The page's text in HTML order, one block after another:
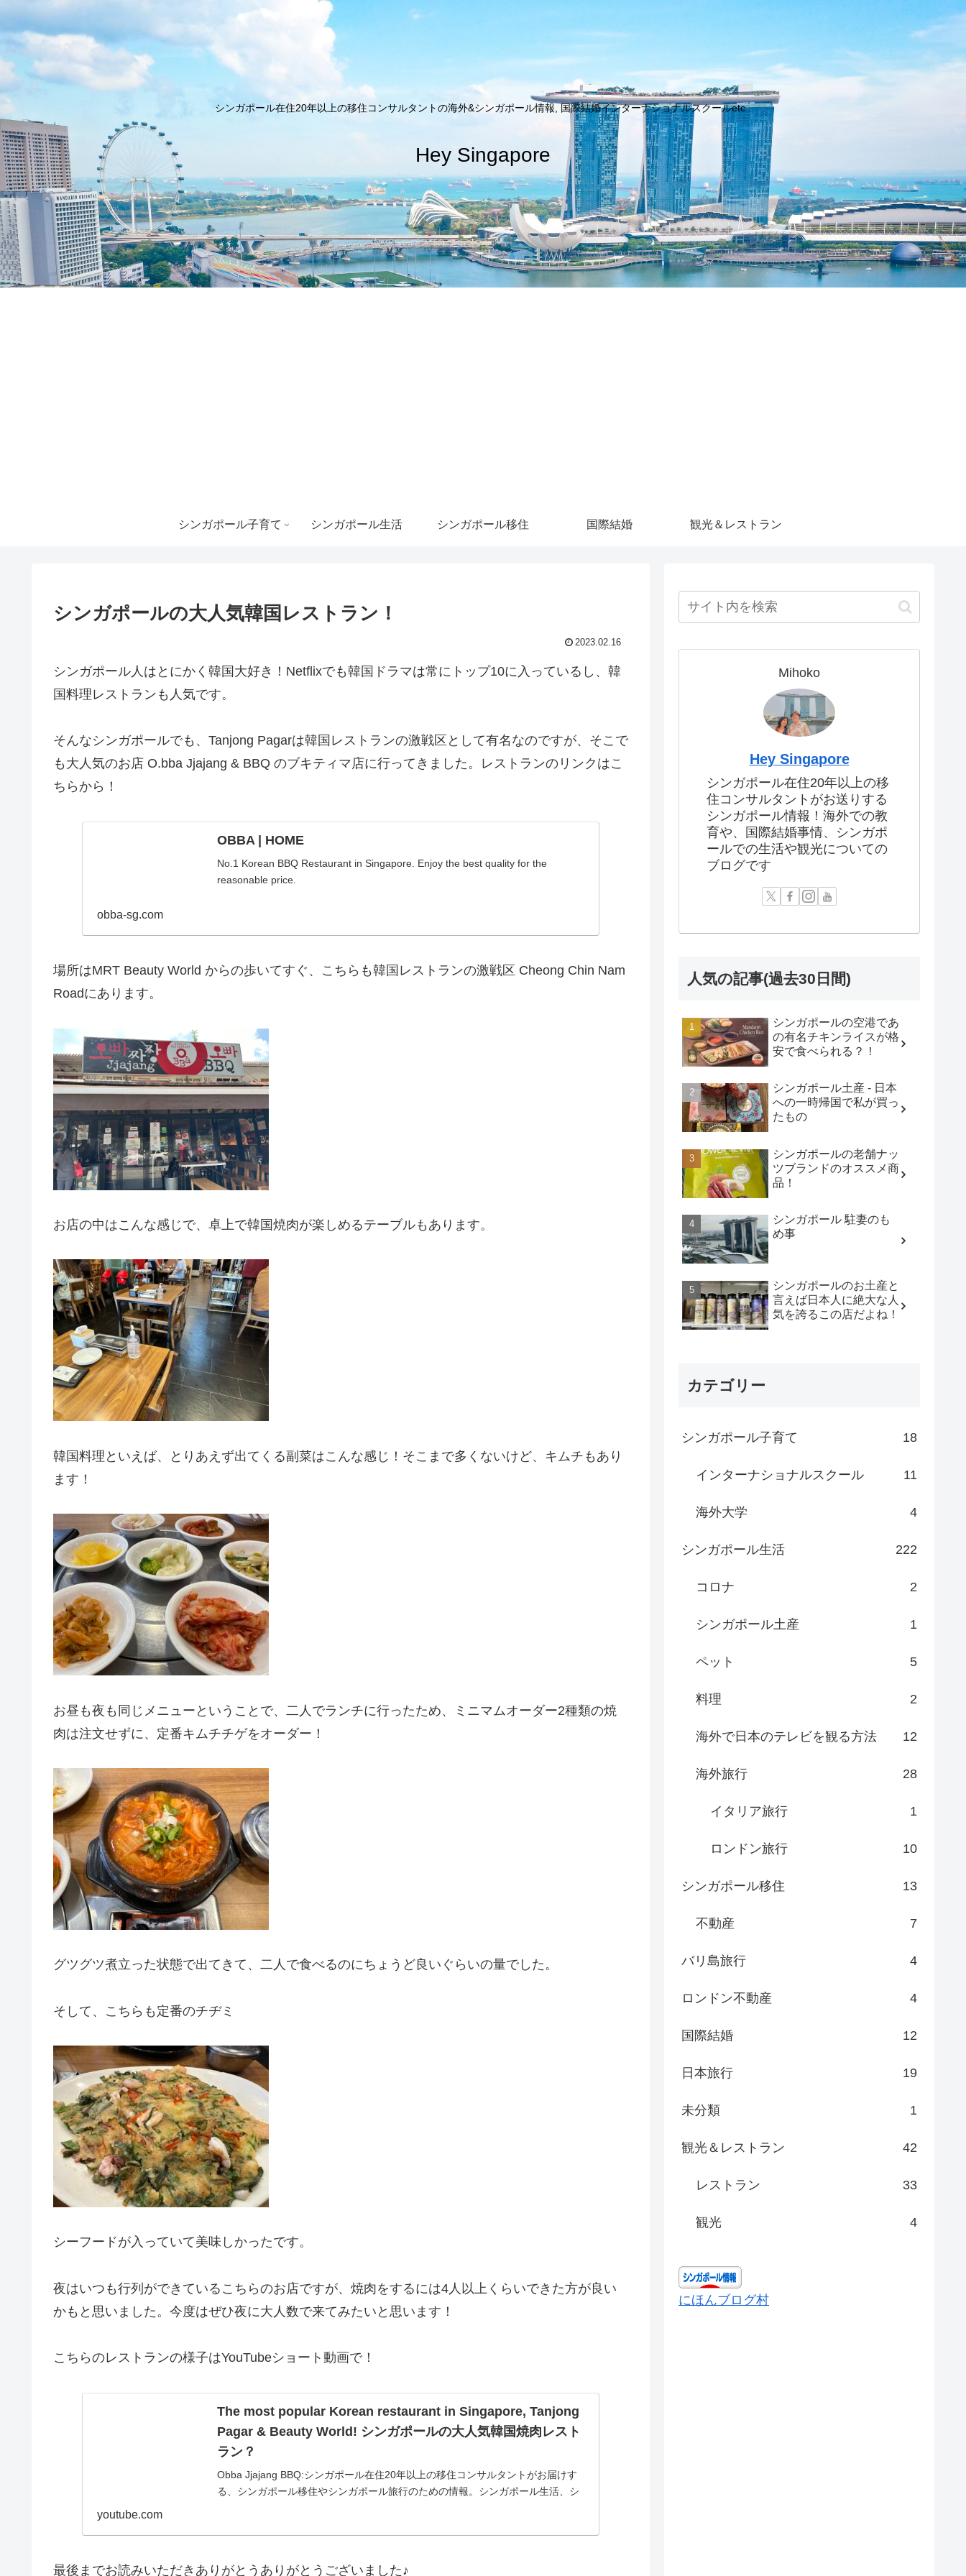
シンガポール在住20年以上の移住コンサルタントの海外&シンガポール情報, 国際結婚インターナショナルスクールetc..
Hey Singapore
シンガポール子育て シンガポール生活 シンガポール移住 国際結婚 観光＆レストラン
シンガポールの大人気韓国レストラン！
2023.02.16
シンガポール人はとにかく韓国大好き！Netflixでも韓国ドラマは常にトップ10に入っているし、韓
国料理レストランも人気です。
そんなシンガポールでも、Tanjong Pagarは韓国レストランの激戦区として有名なのですが、そこで
も大人気のお店 O.bba Jjajang & BBQ のブキティマ店に行ってきました。レストランのリンクはこ
ちらから！
OBBA | HOME
No.1 Korean BBQ Restaurant in Singapore. Enjoy the best quality for the
reasonable price.
obba-sg.com
場所はMRT Beauty World からの歩いてすぐ、こちらも韓国レストランの激戦区 Cheong Chin Nam
Roadにあります。
お店の中はこんな感じで、卓上で韓国焼肉が楽しめるテーブルもあります。
韓国料理といえば、とりあえず出てくる副菜はこんな感じ！そこまで多くないけど、キムチもあり
ます！
お昼も夜も同じメニューということで、二人でランチに行ったため、ミニマムオーダー2種類の焼
肉は注文せずに、定番キムチチゲをオーダー！
グツグツ煮立った状態で出てきて、二人で食べるのにちょうど良いぐらいの量でした。
そして、こちらも定番のチヂミ
シーフードが入っていて美味しかったです。
夜はいつも行列ができているこちらのお店ですが、焼肉をするには4人以上くらいできた方が良い
かもと思いました。今度はぜひ夜に大人数で来てみたいと思います！
こちらのレストランの様子はYouTubeショート動画で！
The most popular Korean restaurant in Singapore, Tanjong
Pagar & Beauty World! シンガポールの大人気韓国焼肉レスト
ラン？
Obba Jjajang BBQ:シンガポール在住20年以上の移住コンサルタントがお届けす
る、シンガポール移住やシンガポール旅行のための情報。シンガポール生活、シ
youtube.com
最後までお読みいただきありがとうありがとうございました♪
Mihoko
Hey Singapore
シンガポール在住20年以上の移
住コンサルタントがお送りする
シンガポール情報！海外での教
育や、国際結婚事情、シンガポ
ールでの生活や観光についての
ブログです
人気の記事(過去30日間)
シンガポールの空港であ
の有名チキンライスが格
安で食べられる？！
シンガポール土産 - 日本
への一時帰国で私が買っ
たもの
シンガポールの老舗ナッ
ツブランドのオススメ商
品！
シンガポール 駐妻のも
め事
シンガポールのお土産と
言えば日本人に絶大な人
気を誇るこの店だよね！
カテゴリー
シンガポール子育て 18
インターナショナルスクール 11
海外大学 4
シンガポール生活 222
コロナ 2
シンガポール土産 1
ペット 5
料理 2
海外で日本のテレビを観る方法 12
海外旅行 28
イタリア旅行 1
ロンドン旅行 10
シンガポール移住 13
不動産 7
バリ島旅行 4
ロンドン不動産 4
国際結婚 12
日本旅行 19
未分類 1
観光＆レストラン 42
レストラン 33
観光 4
にほんブログ村